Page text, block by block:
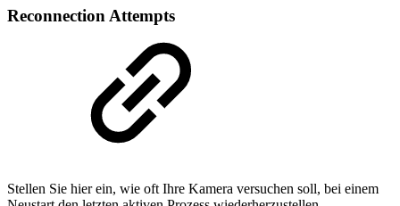
Reconnection Attempts
Stellen Sie hier ein, wie oft Ihre Kamera versuchen soll, bei einem